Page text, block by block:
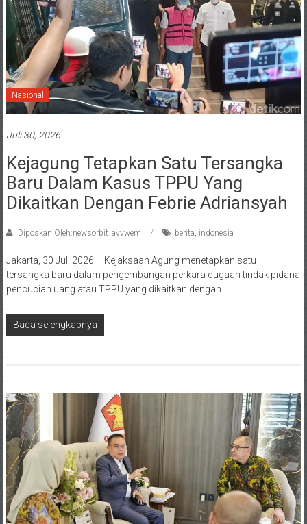
Nasional
Juli 30, 2026
Kejagung Tetapkan Satu Tersangka
Baru Dalam Kasus TPPU Yang
Dikaitkan Dengan Febrie Adriansyah
Diposkan Oleh:newsorbit_avvwem berita, indonesia
Jakarta, 30 Juli 2026 – Kejaksaan Agung menetapkan satu
tersangka baru dalam pengembangan perkara dugaan tindak pidana
pencucian uang atau TPPU yang dikaitkan dengan
Baca selengkapnya